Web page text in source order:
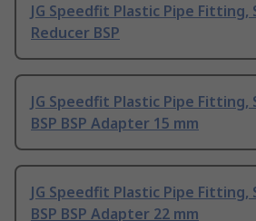
JG Speedfit Plastic Pipe
Reducer BSP
JG Speedfit Plastic Pipe
BSP BSP Adapter 15 mm
JG Speedfit Plastic Pipe
BSP BSP Adapter 22 mm